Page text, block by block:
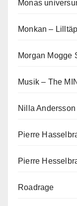
Monas
Monkan –
Morgan Mogge
Musik – The
Nilla Andersson
Pierre
Pierre
Roadrage